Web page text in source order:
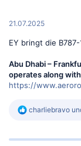
:
21.07.2025
EY bringt die
Abu Dhabi –
operates along
https://
R
k
charliebravo